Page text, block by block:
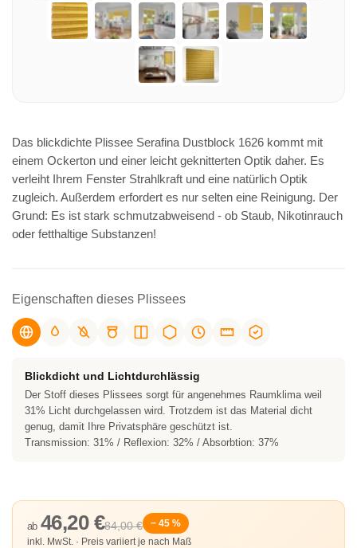
Das blickdichte Plissee Serafina Dustblock 1626 kommt mit
einem Ockerton und einer leicht geknitterten Optik daher. Es
verleiht Ihrem Fenster Strahlkraft und eine natürlich Optik
zugleich. Außerdem erfordert es nur selten eine Reinigung. Der
Grund: Es ist stark schmutzabweisend - ob Staub, Nikotinrauch
oder fetthaltige Substanzen!
Eigenschaften dieses Plissees
Blickdicht und Lichtdurchlässig
Der Stoff dieses Plissees sorgt für angenehmes Raumklima weil
31% Licht durchgelassen wird. Trotzdem ist das Material dicht
genug, damit Ihre Privatsphäre geschützt ist.
Transmission: 31% / Reflexion: 32% / Absorbtion: 37%
84,00 €
ab 46,20 €
− 45 %
inkl. MwSt. · Preis variiert je nach Maß